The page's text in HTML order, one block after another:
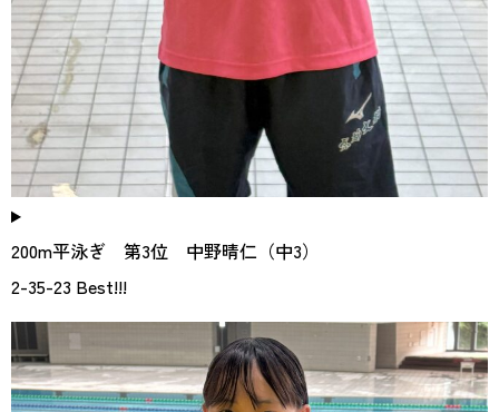
200m平泳ぎ 第3位 中野晴仁（中3）
2-35-23 Best!!!